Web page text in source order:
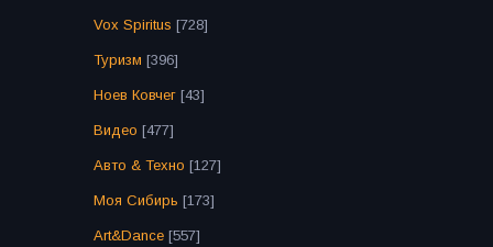
Vox Spiritus [728]
Туризм [396]
Ноев Ковчег [43]
Видео [477]
Авто & Техно [127]
Моя Сибирь [173]
Art&Dance [557]